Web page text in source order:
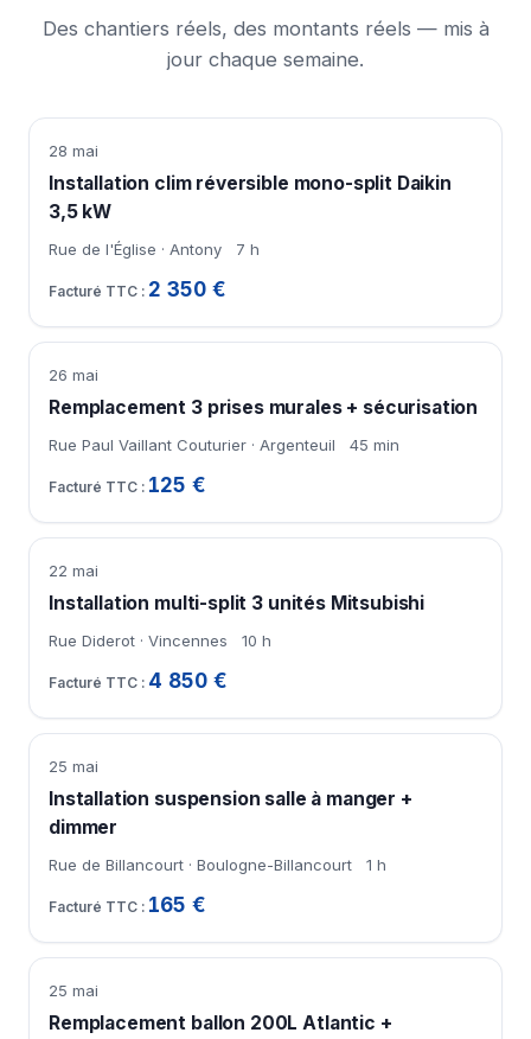
Des chantiers réels, des montants réels — mis à
jour chaque semaine.
28 mai
Installation clim réversible mono-split Daikin
3,5 kW
Rue de l'Église · Antony 7 h
2 350 €
26 mai
Remplacement 3 prises murales + sécurisation
Rue Paul Vaillant Couturier · Argenteuil 45 min
125 €
22 mai
Installation multi-split 3 unités Mitsubishi
Rue Diderot · Vincennes 10 h
4 850 €
25 mai
Installation suspension salle à manger +
dimmer
Rue de Billancourt · Boulogne-Billancourt 1 h
165 €
25 mai
Remplacement ballon 200L Atlantic +